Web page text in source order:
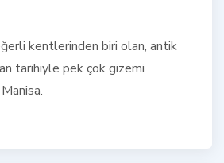
kentlerinden biri olan, antik
tarihiyle pek çok gizemi